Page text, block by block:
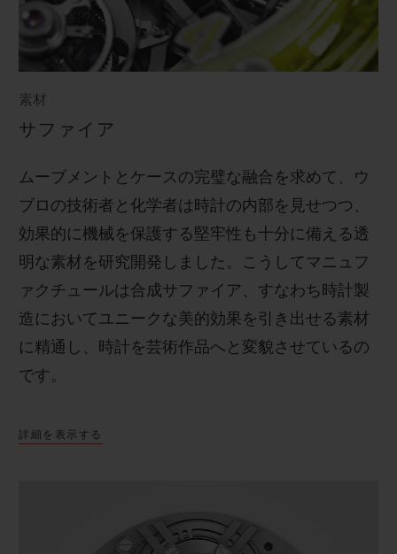
素材
サファイア
ムーブメントとケースの完璧な融合を求めて、ウ
ブロの技術者と化学者は時計の内部を見せつつ、
効果的に機械を保護する堅牢性も十分に備える透
明な素材を研究開発しました。こうしてマニュフ
ァクチュールは合成サファイア、すなわち時計製
造においてユニークな美的効果を引き出せる素材
に精通し、時計を芸術作品へと変貌させているの
です。
詳細を表示する